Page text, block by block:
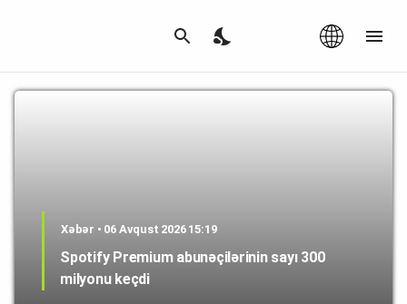
Xəbər • 06 Avqust 2026 15:19
Spotify Premium abunəçilərinin sayı 300
milyonu keçdi